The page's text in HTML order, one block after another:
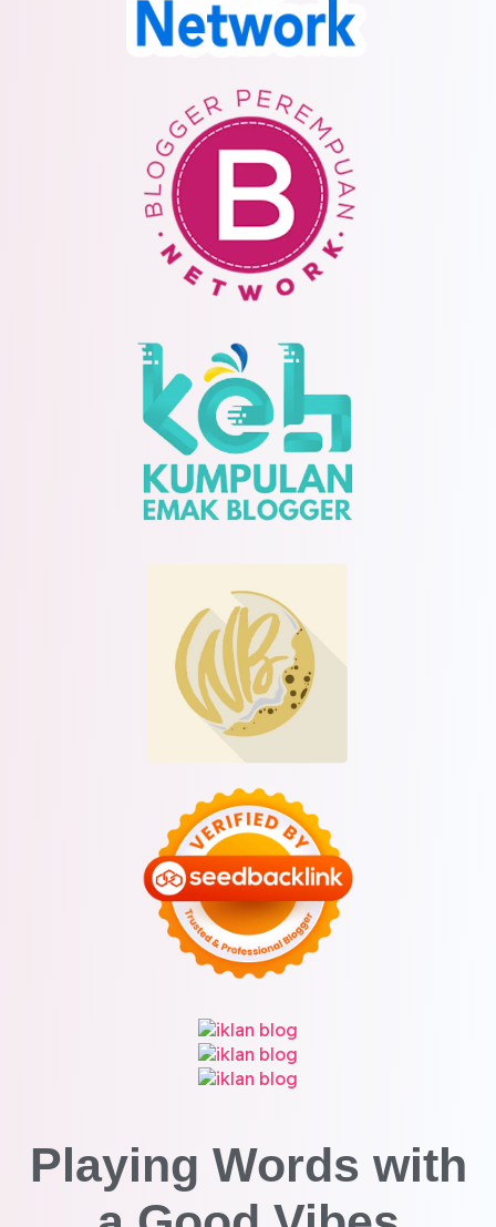
Playing Words with